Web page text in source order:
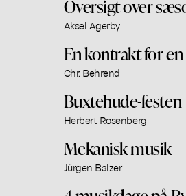
Oversigt over
Aksel Agerby
En kontrakt for
Chr. Behrend
Buxtehude-festen
Herbert Rosenberg
Mekanisk musik
Jürgen Balzer